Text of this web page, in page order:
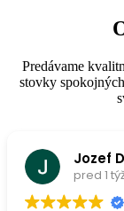
Predávame
stovky
Jozef
pred 1